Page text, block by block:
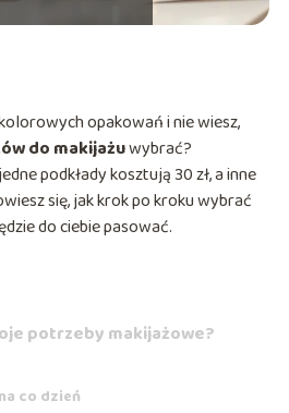
opakowań i nie wiesz,
do makijażuwybrać?
podkłady kosztują 30 zł, a inne
się, jak krok po kroku wybrać
do ciebie pasować.
potrzeby makijażowe?
co dzień